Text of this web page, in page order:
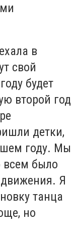
в
свой
будет
второй год
детки,
году. Мы
всем было
движения. Я
танца
но